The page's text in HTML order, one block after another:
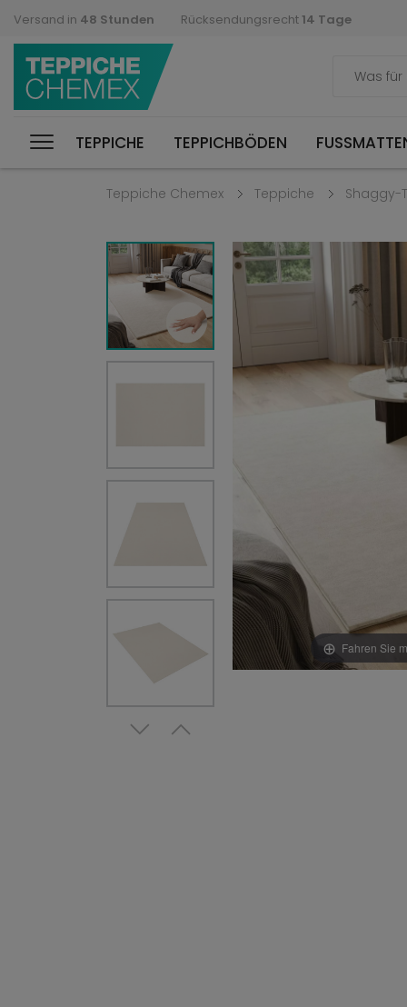
Versand in 48 Stunden Rücksendungsrecht 14 Tage
TEPPICHE TEPPICHBÖDEN FUSSMATTEN
Teppiche Chemex Teppiche Shaggy-
Fahren Sie